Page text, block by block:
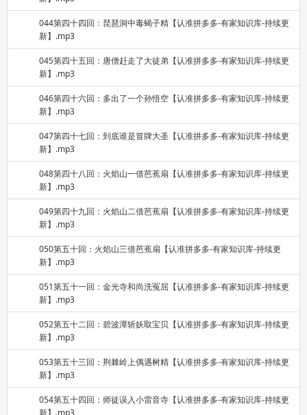
044第四十四回：琵琶洞中毒蝎子精【认准拼多多-有家知识库-持续更
新】.mp3
045第四十五回：唐僧赶走了大徒弟【认准拼多多-有家知识库-持续更
新】.mp3
046第四十六回：多出了一个孙悟空【认准拼多多-有家知识库-持续更
新】.mp3
047第四十七回：到底谁是冒牌大圣【认准拼多多-有家知识库-持续更
新】.mp3
048第四十八回：火焰山一借芭蕉扇【认准拼多多-有家知识库-持续更
新】.mp3
049第四十九回：火焰山二借芭蕉扇【认准拼多多-有家知识库-持续更
新】.mp3
050第五十回：火焰山三借芭蕉扇【认准拼多多-有家知识库-持续更
新】.mp3
051第五十一回：金光寺和尚洗冤屈【认准拼多多-有家知识库-持续更
新】.mp3
052第五十二回：碧波潭斩妖取宝贝【认准拼多多-有家知识库-持续更
新】.mp3
053第五十三回：荆棘岭上偶遇树精【认准拼多多-有家知识库-持续更
新】.mp3
054第五十四回：师徒误入小雷音寺【认准拼多多-有家知识库-持续更